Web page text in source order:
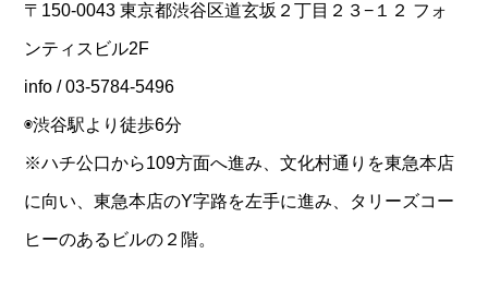
〒150-0043 東京都渋谷区道玄坂２丁目２３−１２ フォ
ンティスビル2F
info / 03-5784-5496
◉渋谷駅より徒歩6分
※ハチ公口から109方面へ進み、文化村通りを東急本店
に向い、東急本店のY字路を左手に進み、タリーズコー
ヒーのあるビルの２階。